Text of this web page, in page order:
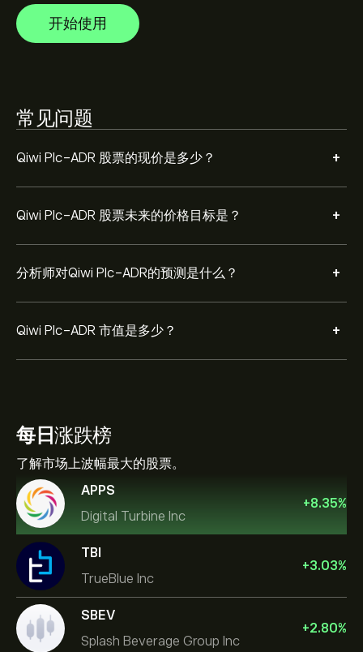
开始使用
常见问题
Qiwi Plc-ADR 股票的现价是多少？ +
Qiwi Plc-ADR 股票未来的价格目标是？ +
分析师对Qiwi Plc-ADR的预测是什么？ +
Qiwi Plc-ADR 市值是多少？ +
每日涨跌榜
了解市场上波幅最大的股票。
APPS
Digital Turbine Inc
+8.35%
TBI
TrueBlue Inc
+3.03%
SBEV
Splash Beverage Group Inc
+2.80%